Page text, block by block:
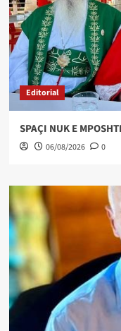
Editorial
SPAÇI NUK E
06/08/2026 0